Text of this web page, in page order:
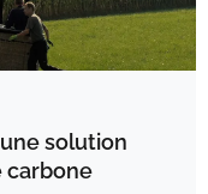
solution
carbone